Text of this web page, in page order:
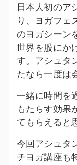
日本人初のア
り、ヨガフェ
のヨガシーン
世界を股にか
す。アシュタ
たなら一度は
一緒に時間を
もたらす効果
てもらえると
今回アシュタ
チヨガ講座も